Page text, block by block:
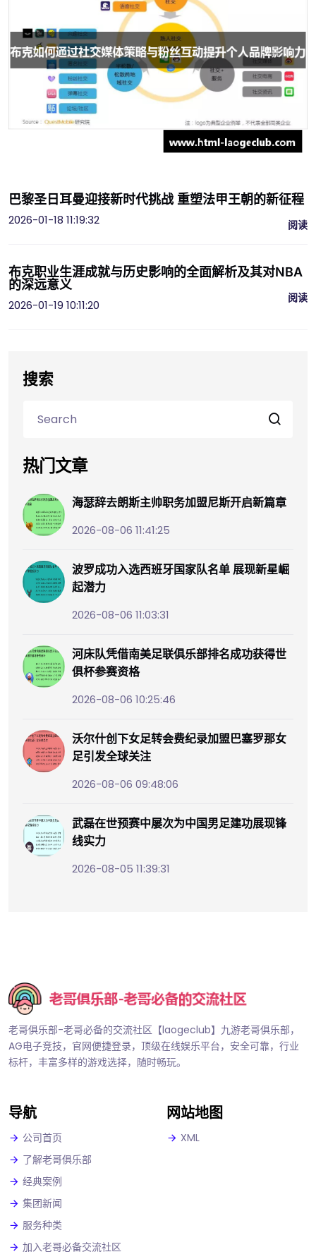
巴黎圣日耳曼迎接新时代挑战 重塑法甲王朝的新征程
2026-01-18 11:19:32
阅读
布克职业生涯成就与历史影响的全面解析及其对NBA
的深远意义
2026-01-19 10:11:20
阅读
搜索
热门文章
海瑟辞去朗斯主帅职务加盟尼斯开启新篇章
2026-08-06 11:41:25
波罗成功入选西班牙国家队名单 展现新星崛
起潜力
2026-08-06 11:03:31
河床队凭借南美足联俱乐部排名成功获得世
俱杯参赛资格
2026-08-06 10:25:46
沃尔什创下女足转会费纪录加盟巴塞罗那女
足引发全球关注
2026-08-06 09:48:06
武磊在世预赛中屡次为中国男足建功展现锋
线实力
2026-08-05 11:39:31
老哥俱乐部-老哥必备的交流社区【laogeclub】九游老哥俱乐部，
AG电子竞技，官网便捷登录，顶级在线娱乐平台，安全可靠，行业
标杆，丰富多样的游戏选择，随时畅玩。
导航
公司首页
了解老哥俱乐部
经典案例
集团新闻
服务种类
加入老哥必备交流社区
网站地图
XML